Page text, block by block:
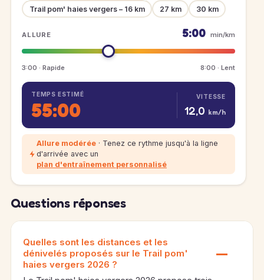
Trail pom' haies vergers – 16 km
27 km 30 km
ALLURE 5:00 min/km
3:00 · Rapide 8:00 · Lent
TEMPS ESTIMÉ
55:00
VITESSE
12,0 km/h
Allure modérée · Tenez ce rythme jusqu'à la ligne
d'arrivée avec un
plan d'entraînement personnalisé
Questions réponses
Quelles sont les distances et les
dénivelés proposés sur le Trail pom'
haies vergers 2026 ?